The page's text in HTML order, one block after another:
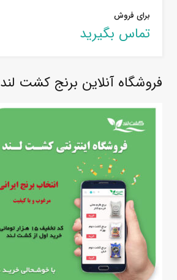
برای فروش
تماس بگیرید
فروشگاه آنلاین برنج کشت لند